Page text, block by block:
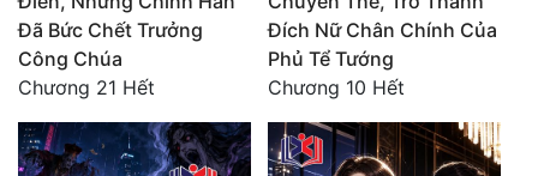
Đã Bức Chết Trưởng
Công Chúa
Chương 21 Hết
Đích Nữ Chân Chính Của
Phủ Tể Tướng
Chương 10 Hết